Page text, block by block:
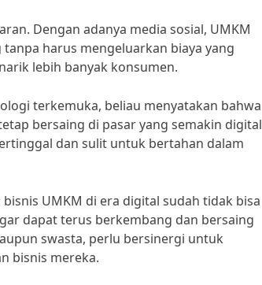
Dengan adanya media sosial, UMKM
harus mengeluarkan biaya yang
lebih banyak konsumen.
terkemuka, beliau menyatakan bahwa
bersaing di pasar yang semakin digital
dan sulit untuk bertahan dalam
UMKM di era digital sudah tidak bisa
dapat terus berkembang dan bersaing
swasta, perlu bersinergi untuk
bisnis mereka.